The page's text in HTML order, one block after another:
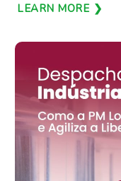
LEARN MORE